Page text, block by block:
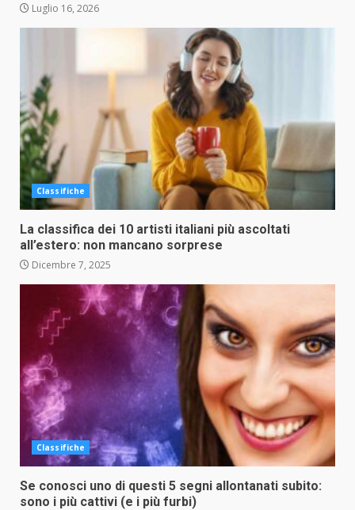
Luglio 16, 2026
Classifiche
La classifica dei 10 artisti italiani più ascoltati
all’estero: non mancano sorprese
Dicembre 7, 2025
Classifiche
Se conosci uno di questi 5 segni allontanati subito:
sono i più cattivi (e i più furbi)